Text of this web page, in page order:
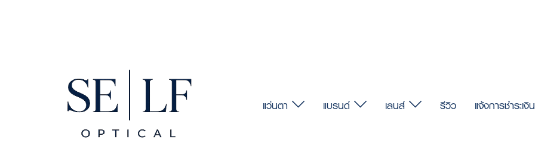
แว่นตา แบรนด์ เลนส์ รีวิว แจ้งการชำระเงิน